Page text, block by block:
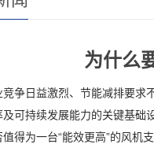
为什么
争日益激烈、节能减排要求
及可持续发展能力的关键基础
得为一台“能效更高”的风机